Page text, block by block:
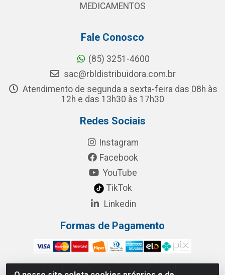
MEDICAMENTOS
Fale Conosco
(85) 3251-4600
sac@rbldistribuidora.com.br
Atendimento de segunda a sexta-feira das 08h às
12h e das 13h30 às 17h30
Redes Sociais
Instagram
Facebook
YouTube
TikTok
Linkedin
Formas de Pagamento